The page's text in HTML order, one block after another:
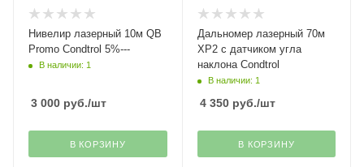
Нивелир лазерный 10м QB
Promo Condtrol 5%---
В наличии: 1
3 000 руб./шт
В КОРЗИНУ
Дальномер лазерный 70м
XP2 с датчиком угла
наклона Condtrol
В наличии: 1
4 350руб./шт
В КОРЗИНУ